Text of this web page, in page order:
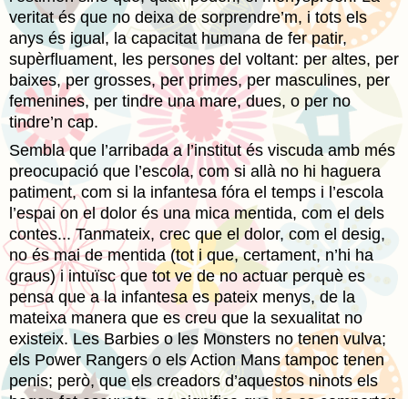
veritat és que no deixa de sorprendre’m, i tots els
anys és igual, la capacitat humana de fer patir,
supèrfluament, les persones del voltant: per altes, per
baixes, per grosses, per primes, per masculines, per
femenines, per tindre una mare, dues, o per no
tindre’n cap.
Sembla que l’arribada a l’institut és viscuda amb més
preocupació que l’escola, com si allà no hi haguera
patiment, com si la infantesa fóra el temps i l’escola
l’espai on el dolor és una mica mentida, com el dels
contes... Tanmateix, crec que el dolor, com el desig,
no és mai de mentida (tot i que, certament, n’hi ha
graus) i intuïsc que tot ve de no actuar perquè es
pensa que a la infantesa es pateix menys, de la
mateixa manera que es creu que la sexualitat no
existeix. Les Barbies o les Monsters no tenen vulva;
els Power Rangers o els Action Mans tampoc tenen
penis; però, que els creadors d’aquestos ninots els